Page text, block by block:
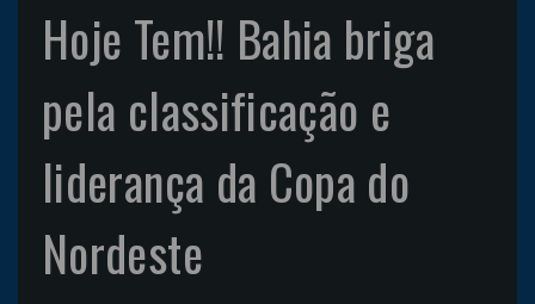
Hoje Tem!! Bahia briga
pela classificação e
liderança da Copa do
Nordeste